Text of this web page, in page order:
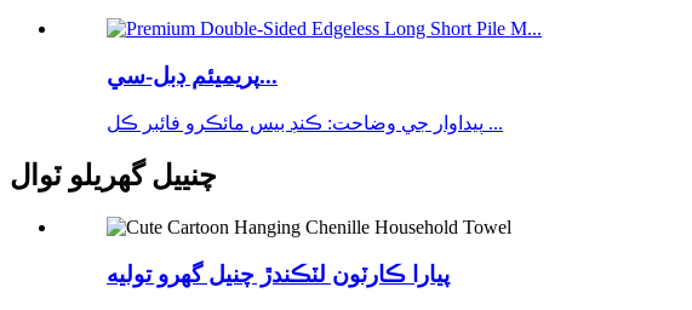
پريميئم ڊبل-سي...
پيداوار جي وضاحت: ڪنڊ بيس مائڪرو فائبر ڪل ...
چنييل گهريلو ٽوال
پيارا ڪارٽون لٽڪندڙ چنيل گهرو توليه